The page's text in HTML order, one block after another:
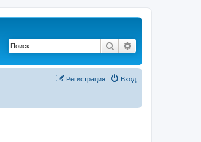
Поиск
Вход
Регистрация